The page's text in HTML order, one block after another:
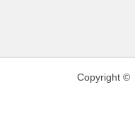
Copyright ©